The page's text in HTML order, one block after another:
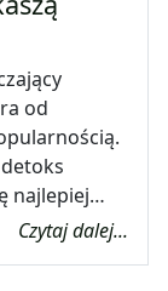
od
najlepiej…
Czytaj dalej...